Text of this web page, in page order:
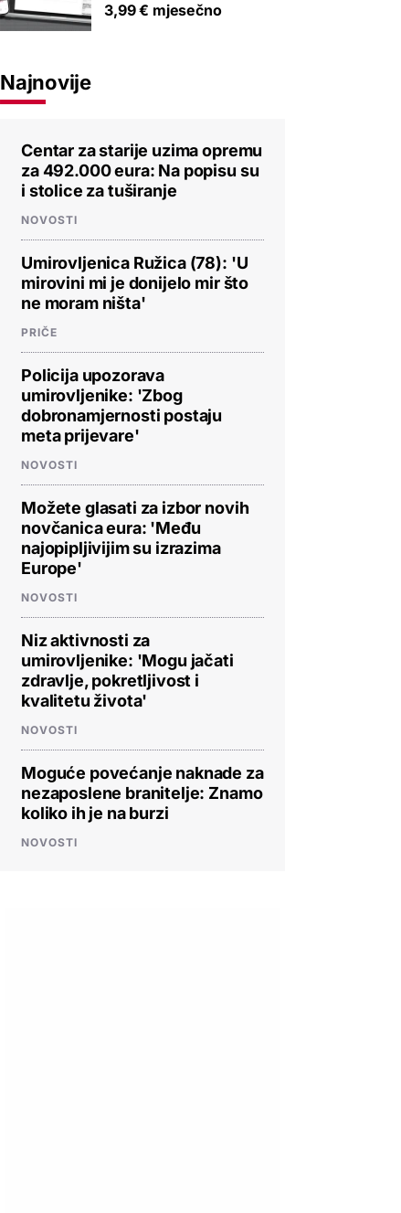
3,99 € mjesečno
Najnovije
Centar za starije uzima opremu
za 492.000 eura: Na popisu su
i stolice za tuširanje
NOVOSTI
Umirovljenica Ružica (78): 'U
mirovini mi je donijelo mir što
ne moram ništa'
PRIČE
Policija upozorava
umirovljenike: 'Zbog
dobronamjernosti postaju
meta prijevare'
NOVOSTI
Možete glasati za izbor novih
novčanica eura: 'Među
najopipljivijim su izrazima
Europe'
NOVOSTI
Niz aktivnosti za
umirovljenike: 'Mogu jačati
zdravlje, pokretljivost i
kvalitetu života'
NOVOSTI
Moguće povećanje naknade za
nezaposlene branitelje: Znamo
koliko ih je na burzi
NOVOSTI